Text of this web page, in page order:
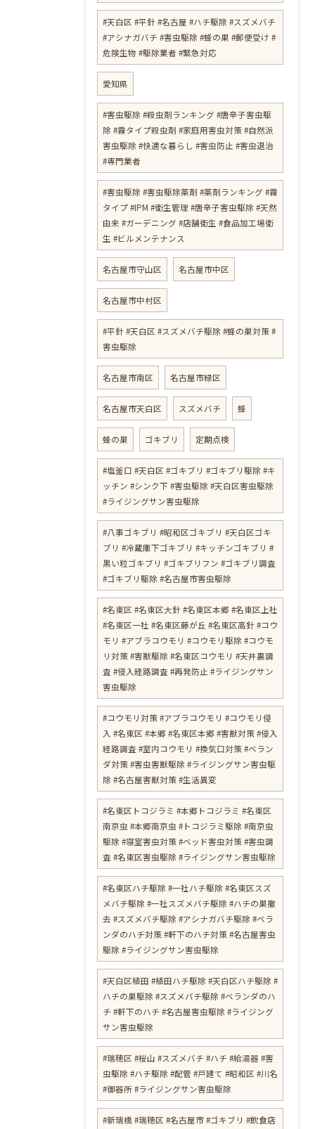
#天白区 #平針 #名古屋 #ハチ駆除 #スズメバチ
#アシナガバチ #害虫駆除 #蜂の巣 #郵便受け #
危険生物 #駆除業者 #緊急対応
愛知県
#害虫駆除 #殺虫剤ランキング #唐辛子害虫駆
除 #霧タイプ殺虫剤 #家庭用害虫対策 #自然派
害虫駆除 #快適な暮らし #害虫防止 #害虫退治
#専門業者
#害虫駆除 #害虫駆除薬剤 #薬剤ランキング #霧
タイプ #IPM #衛生管理 #唐辛子害虫駆除 #天然
由来 #ガーデニング #店舗衛生 #食品加工場衛
生 #ビルメンテナンス
名古屋市守山区 名古屋市中区
名古屋市中村区
#平針 #天白区 #スズメバチ駆除 #蜂の巣対策 #
害虫駆除
名古屋市南区 名古屋市緑区
名古屋市天白区 スズメバチ 蜂
蜂の巣 ゴキブリ 定期点検
#塩釜口 #天白区 #ゴキブリ #ゴキブリ駆除 #キ
ッチン #シンク下 #害虫駆除 #天白区害虫駆除
#ライジングサン害虫駆除
#八事ゴキブリ #昭和区ゴキブリ #天白区ゴキ
ブリ #冷蔵庫下ゴキブリ #キッチンゴキブリ #
黒い粒ゴキブリ #ゴキブリフン #ゴキブリ調査
#ゴキブリ駆除 #名古屋市害虫駆除
#名東区 #名東区大針 #名東区本郷 #名東区上社
#名東区一社 #名東区藤が丘 #名東区高針 #コウ
モリ #アブラコウモリ #コウモリ駆除 #コウモ
リ対策 #害獣駆除 #名東区コウモリ #天井裏調
査 #侵入経路調査 #再発防止 #ライジングサン
害虫駆除
#コウモリ対策 #アブラコウモリ #コウモリ侵
入 #名東区 #本郷 #名東区本郷 #害獣対策 #侵入
経路調査 #室内コウモリ #換気口対策 #ベラン
ダ対策 #害虫害獣駆除 #ライジングサン害虫駆
除 #名古屋害獣対策 #生活異変
#名東区トコジラミ #本郷トコジラミ #名東区
南京虫 #本郷南京虫 #トコジラミ駆除 #南京虫
駆除 #寝室害虫対策 #ベッド害虫対策 #害虫調
査 #名東区害虫駆除 #ライジングサン害虫駆除
#名東区ハチ駆除 #一社ハチ駆除 #名東区スズ
メバチ駆除 #一社スズメバチ駆除 #ハチの巣撤
去 #スズメバチ駆除 #アシナガバチ駆除 #ベラ
ンダのハチ対策 #軒下のハチ対策 #名古屋害虫
駆除 #ライジングサン害虫駆除
#天白区植田 #植田ハチ駆除 #天白区ハチ駆除 #
ハチの巣駆除 #スズメバチ駆除 #ベランダのハ
チ #軒下のハチ #名古屋害虫駆除 #ライジング
サン害虫駆除
#瑞穂区 #桜山 #スズメバチ #ハチ #給湯器 #害
虫駆除 #ハチ駆除 #配管 #戸建て #昭和区 #川名
#御器所 #ライジングサン害虫駆除
#新瑞橋 #瑞穂区 #名古屋市 #ゴキブリ #飲食店